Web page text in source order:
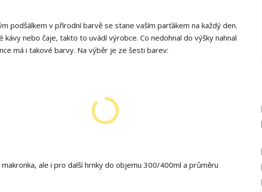
podšálkem v přírodní barvě se stane vaším parťákem na každý den.
nebo čaje, takto to uvádí výrobce. Co nedohnal do výšky nahnal
má i takové barvy. Na výběr je ze šesti barev:
ale i pro další hrnky do objemu 300/400ml a průměru